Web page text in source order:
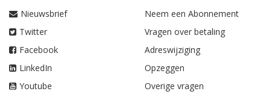
Nieuwsbrief
Twitter
Facebook
LinkedIn
Youtube
Neem een Abonnement
Vragen over betaling
Adreswijziging
Opzeggen
Overige vragen